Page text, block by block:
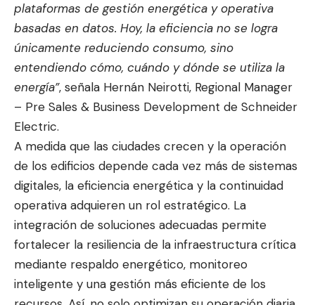
plataformas de gestión energética y operativa
basadas en datos. Hoy, la eficiencia no se logra
únicamente reduciendo consumo, sino
entendiendo cómo, cuándo y dónde se utiliza la
energía”, señala Hernán Neirotti, Regional Manager
– Pre Sales & Business Development de Schneider
Electric.
A medida que las ciudades crecen y la operación
de los edificios depende cada vez más de sistemas
digitales, la eficiencia energética y la continuidad
operativa adquieren un rol estratégico. La
integración de soluciones adecuadas permite
fortalecer la resiliencia de la infraestructura crítica
mediante respaldo energético, monitoreo
inteligente y una gestión más eficiente de los